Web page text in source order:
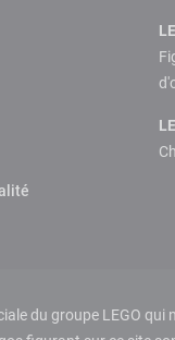
du groupe LEGO